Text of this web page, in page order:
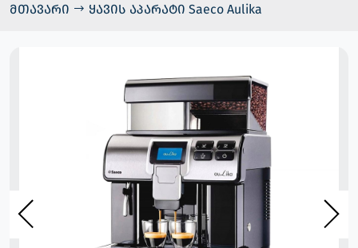
მთავარი ყავის აპარატი Saeco Aulika